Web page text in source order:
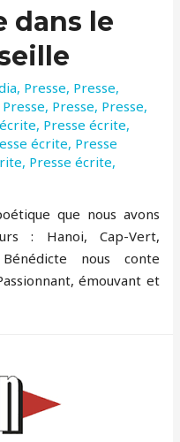
dans le
, Presse, Presse,
Presse, Presse, Presse,
, Presse écrite,
écrite, Presse
, Presse écrite,
que nous avons
: Hanoi, Cap-Vert,
nous conte
émouvant et